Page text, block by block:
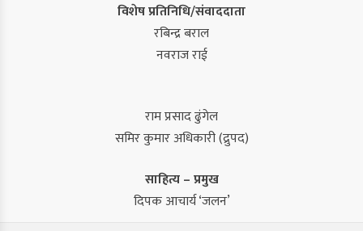
विशेष प्रतिनिधि/संवाददाता
रबिन्द्र बराल
नवराज राई
राम प्रसाद ढुंगेल
समिर कुमार अधिकारी (द्रुपद)
साहित्य – प्रमुख
दिपक आचार्य ‘जलन’